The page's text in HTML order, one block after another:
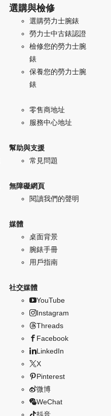
選購與檢修
選購勞力士腕錶
勞力士中古錶認證
檢修您的勞力士腕
錶
保養您的勞力士腕
錶
零售商地址
服務中心地址
幫助與支援
常見問題
無障礙網頁
閱讀我們的聲明
媒體
桌面背景
腕錶手冊
用戶指南
社交媒體
YouTube
Instagram
Threads
Facebook
LinkedIn
X
Pinterest
微博
WeChat